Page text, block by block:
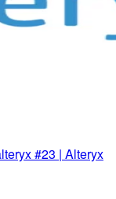
#23 | Alteryx